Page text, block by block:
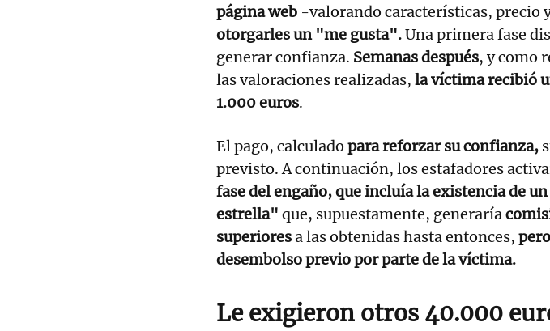
página web -valorando características, precio
otorgarles un "me gusta".Una primera fase
generar confianza. Semanas después, y como
las valoraciones realizadas, la víctima recibió
1.000 euros.
El pago, calculado para reforzar su confianza,
previsto. A continuación, los estafadores
fase del engaño, que incluía la existencia de
estrella" que, supuestamente, generaría
superioresa las obtenidas hasta entonces,
desembolso previo por parte de la víctima.
Le exigieron otros 40.000